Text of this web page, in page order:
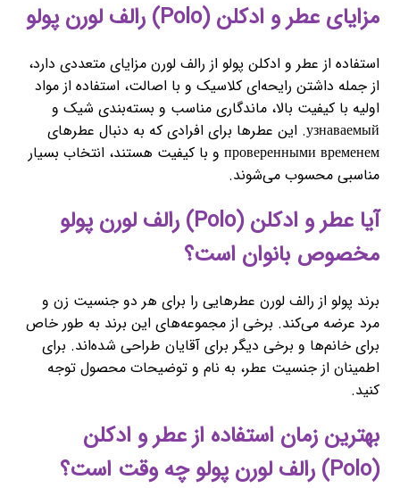
مزایای عطر و ادکلن (Polo) رالف لورن پولو
استفاده از عطر و ادکلن پولو از رالف لورن مزایای متعددی دارد،
از جمله داشتن رایحه‌ای کلاسیک و با اصالت، استفاده از مواد
اولیه با کیفیت بالا، ماندگاری مناسب و بسته‌بندی شیک و
узнаваемый. این عطرها برای افرادی که به دنبال عطرهای
проверенными временем و با کیفیت هستند، انتخاب بسیار
مناسبی محسوب می‌شوند.
آیا عطر و ادکلن (Polo) رالف لورن پولو
مخصوص بانوان است؟
برند پولو از رالف لورن عطرهایی را برای هر دو جنسیت زن و
مرد عرضه می‌کند. برخی از مجموعه‌های این برند به طور خاص
برای خانم‌ها و برخی دیگر برای آقایان طراحی شده‌اند. برای
اطمینان از جنسیت عطر، به نام و توضیحات محصول توجه
کنید.
بهترین زمان استفاده از عطر و ادکلن
(Polo) رالف لورن پولو چه وقت است؟